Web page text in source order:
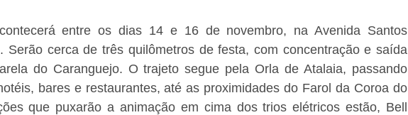
entre os dias 14 e 16 de novembro, na Avenida Santos
Serão cerca de três quilômetros de festa, com concentração e saída
do Caranguejo. O trajeto segue pela Orla de Atalaia, passando
bares e restaurantes, até as proximidades do Farol da Coroa do
que puxarão a animação em cima dos trios elétricos estão, Bell